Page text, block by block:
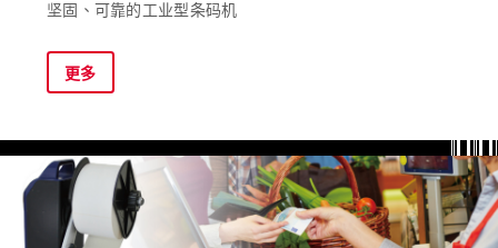
坚固、可靠的工业型条码机
更多